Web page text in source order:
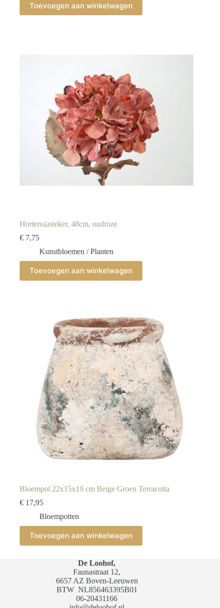
Toevoegen aan winkelwagen
Hortensiasteker, 48cm, oudroze
€ 7,75
Kunstbloemen / Planten
Toevoegen aan winkelwagen
Bloempot 22x15x19 cm Beige Groen Terracotta
€ 17,95
Bloempotten
Toevoegen aan winkelwagen
De Loohof,
Faunastraat 12,
6657 AZ Boven-Leeuwen
BTW NL856463395B01
06-20431166